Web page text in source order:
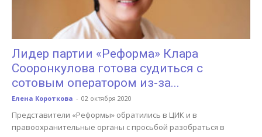
Лидер партии «Реформа» Клара
Сооронкулова готова судиться с
сотовым оператором из-за...
Елена Короткова - 02 октября 2020
Представители «Реформы» обратились в ЦИК и в
правоохранительные органы с просьбой разобраться в